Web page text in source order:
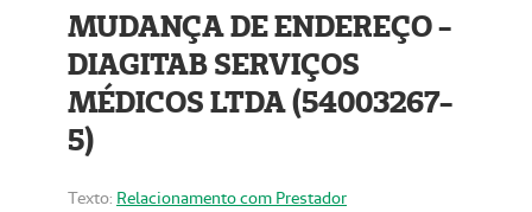
MUDANÇA DE ENDEREÇO -
DIAGITAB SERVIÇOS
MÉDICOS LTDA (54003267-
5)
Texto: Relacionamento com Prestador